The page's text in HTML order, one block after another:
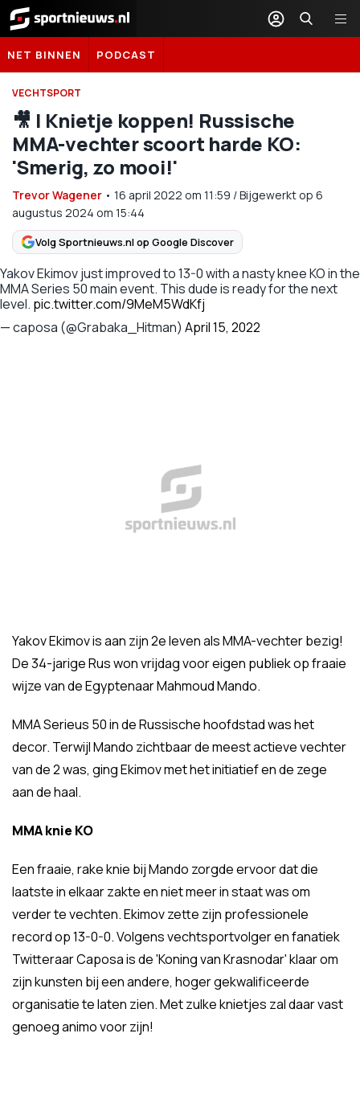
Sportnieuws.nl
NET BINNEN PODCAST
VECHTSPORT
🎥 | Knietje koppen! Russische
MMA-vechter scoort harde KO:
'Smerig, zo mooi!'
Trevor Wagener • 16 april 2022 om 11:59 /Bijgewerkt op 6
augustus 2024 om 15:44
Volg Sportnieuws.nl op Google Discover
Yakov Ekimov just improved to 13-0 with a nasty knee KO in the
MMA Series 50 main event. This dude is ready for the next
level. pic.twitter.com/9MeM5WdKfj
— caposa (@Grabaka_Hitman) April 15, 2022
Yakov Ekimov is aan zijn 2e leven als MMA-vechter bezig!
De 34-jarige Rus won vrijdag voor eigen publiek op fraaie
wijze van de Egyptenaar Mahmoud Mando.
MMA Serieus 50 in de Russische hoofdstad was het
decor. Terwijl Mando zichtbaar de meest actieve vechter
van de 2 was, ging Ekimov met het initiatief en de zege
aan de haal.
MMA knie KO
Een fraaie, rake knie bij Mando zorgde ervoor dat die
laatste in elkaar zakte en niet meer in staat was om
verder te vechten. Ekimov zette zijn professionele
record op 13-0-0. Volgens vechtsportvolger en fanatiek
Twitteraar Caposa is de 'Koning van Krasnodar' klaar om
zijn kunsten bij een andere, hoger gekwalificeerde
organisatie te laten zien. Met zulke knietjes zal daar vast
genoeg animo voor zijn!